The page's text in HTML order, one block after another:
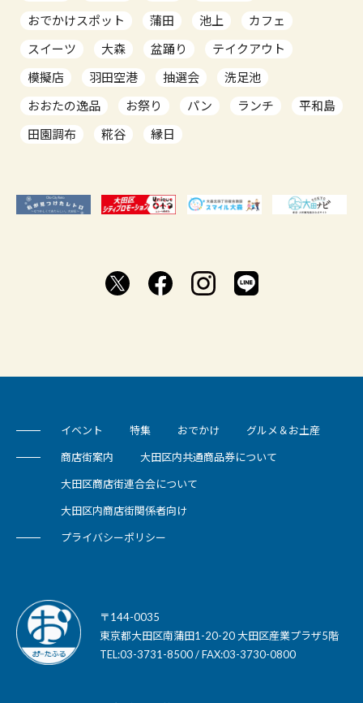
おでかけスポット
蒲田 池上
カフェ
スイーツ
大森 盆踊り
テイクアウト
模擬店
羽田空港 抽選会
洗足池
おおたの逸品
お祭り パン ランチ
平和島
田園調布
糀谷 縁日
イベント 特集 おでかけ グルメ＆お土産
商店街案内 大田区内共通商品券について
大田区商店街連合会について
大田区内商店街関係者向け
プライバシーポリシー
〒144-0035
東京都大田区南蒲田1-20-20 大田区産業プラザ5階
TEL:03-3731-8500 / FAX:03-3730-0800